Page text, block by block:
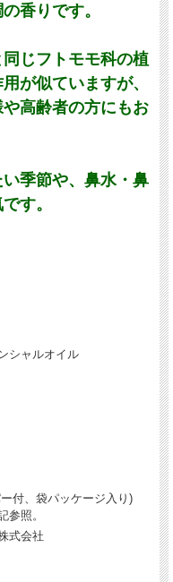
香りです。
じフトモモ科の植
が似ていますが、
高齢者の方にもお
季節や、鼻水・鼻
す。
シャルオイル
付、袋パッケージ入り)
参照。
式会社